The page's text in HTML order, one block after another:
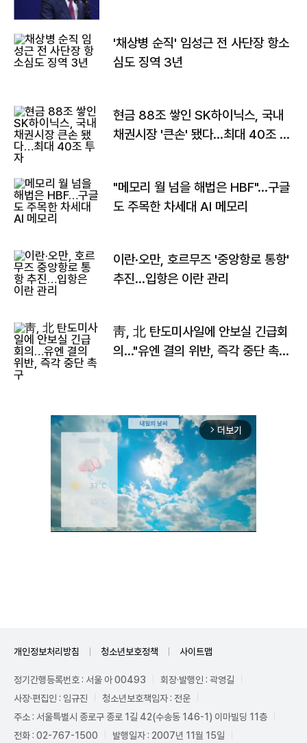
'채상병 순직' 임성근 전 사단장 항소
심도 징역 3년
현금 88조 쌓인 SK하이닉스, 국내
채권시장 '큰손' 됐다…최대 40조 투
"메모리 월 넘을 해법은 HBF"…구글
도 주목한 차세대 AI 메모리
이란·오만, 호르무즈 '중앙항로 통항'
추진…입항은 이란 관리
靑, 北 탄도미사일에 안보실 긴급회
의…"유엔 결의 위반, 즉각 중단 촉
arrow_forward_ios 더보기
개인정보처리방침 청소년보호정책 사이트맵
정기간행등록번호 : 서울 아 00493
회장·발행인 : 곽영길
사장·편집인 : 임규진
청소년보호책임자 : 전운
주소 : 서울특별시 종로구 종로 1길 42(수송동 146-1) 이마빌딩 11층
전화 : 02-767-1500
발행일자 : 2007년 11월 15일